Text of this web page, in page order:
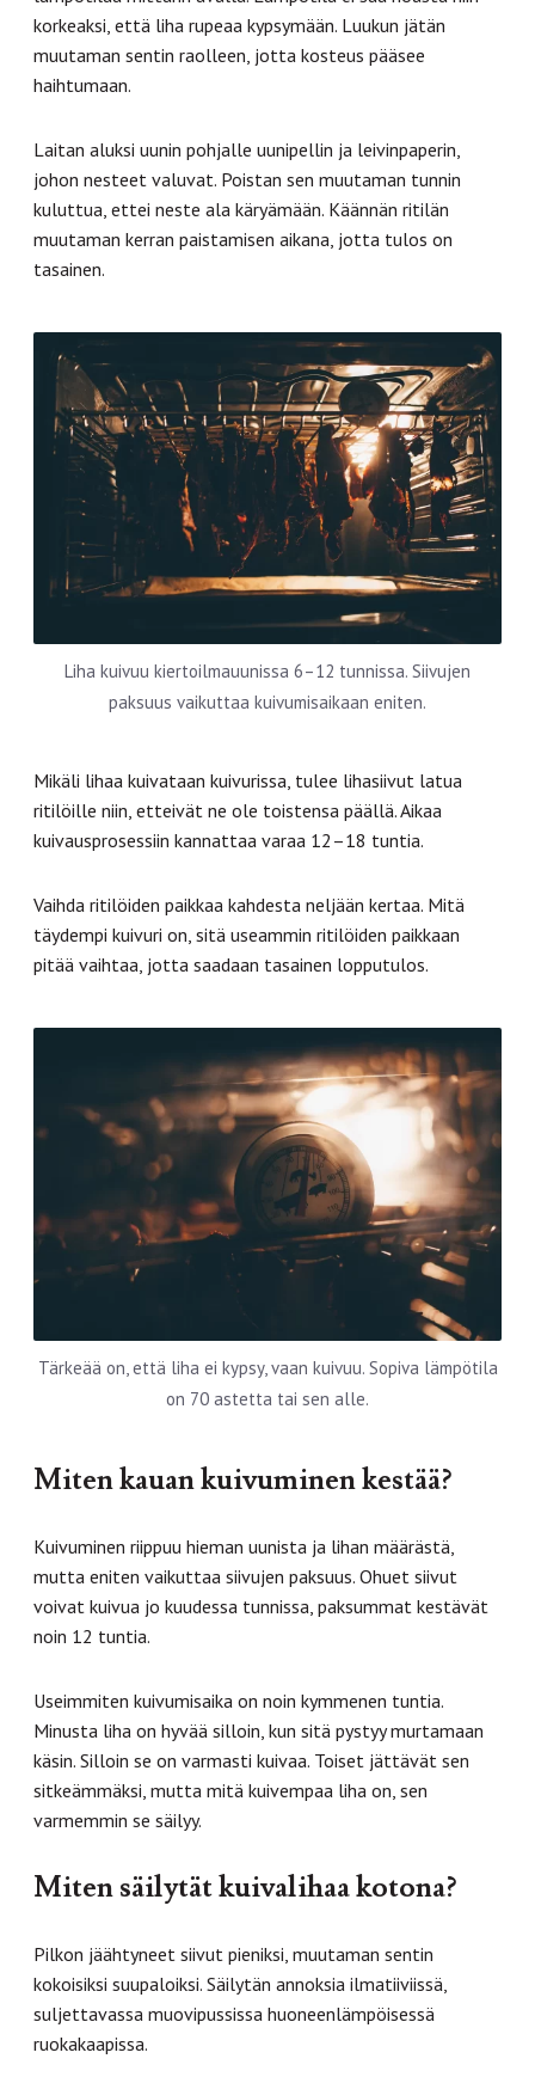
korkeaksi, että liha rupeaa kypsymään. Luukun jätän
muutaman sentin raolleen, jotta kosteus pääsee
haihtumaan.
Laitan aluksi uunin pohjalle uunipellin ja leivinpaperin,
johon nesteet valuvat. Poistan sen muutaman tunnin
kuluttua, ettei neste ala käryämään. Käännän ritilän
muutaman kerran paistamisen aikana, jotta tulos on
tasainen.
Liha kuivuu kiertoilmauunissa 6–12 tunnissa. Siivujen
paksuus vaikuttaa kuivumisaikaan eniten.
Mikäli lihaa kuivataan kuivurissa, tulee lihasiivut latua
ritilöille niin, etteivät ne ole toistensa päällä. Aikaa
kuivausprosessiin kannattaa varaa 12–18 tuntia.
Vaihda ritilöiden paikkaa kahdesta neljään kertaa. Mitä
täydempi kuivuri on, sitä useammin ritilöiden paikkaan
pitää vaihtaa, jotta saadaan tasainen lopputulos.
Tärkeää on, että liha ei kypsy, vaan kuivuu. Sopiva lämpötila
on 70 astetta tai sen alle.
Miten kauan kuivuminen kestää?
Kuivuminen riippuu hieman uunista ja lihan määrästä,
mutta eniten vaikuttaa siivujen paksuus. Ohuet siivut
voivat kuivua jo kuudessa tunnissa, paksummat kestävät
noin 12 tuntia.
Useimmiten kuivumisaika on noin kymmenen tuntia.
Minusta liha on hyvää silloin, kun sitä pystyy murtamaan
käsin. Silloin se on varmasti kuivaa. Toiset jättävät sen
sitkeämmäksi, mutta mitä kuivempaa liha on, sen
varmemmin se säilyy.
Miten säilytät kuivalihaa kotona?
Pilkon jäähtyneet siivut pieniksi, muutaman sentin
kokoisiksi suupaloiksi. Säilytän annoksia ilmatiiviissä,
suljettavassa muovipussissa huoneenlämpöisessä
ruokakaapissa.